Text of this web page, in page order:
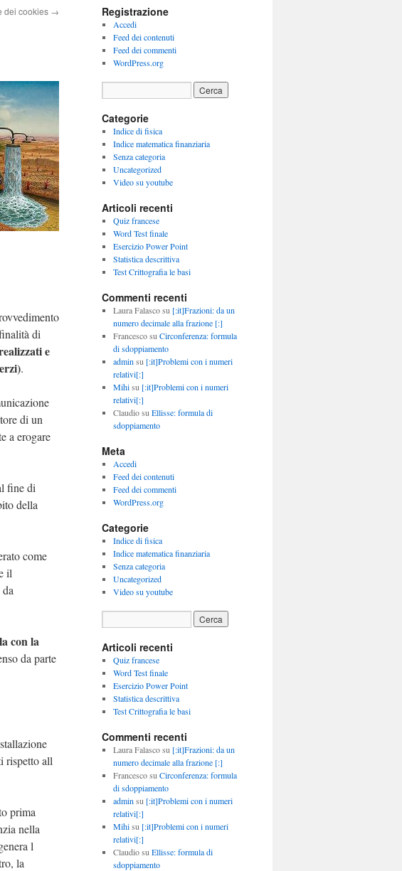
dei cookies →
di
e
.
di un
a erogare
fine di
della
come
il
con la
da parte
rispetto all
prima
nella
l
la
Registrazione
Accedi
Feed dei contenuti
Feed dei commenti
WordPress.org
Categorie
Indice di fisica
Indice matematica finanziaria
Senza categoria
Uncategorized
Video su youtube
Articoli recenti
Quiz francese
Word Test finale
Esercizio Power Point
Statistica descrittiva
Test Crittografia le basi
Commenti recenti
Laura Falascosu [:it]Frazioni: da un
numero decimale alla frazione [:]
Francescosu Circonferenza: formula
di sdoppiamento
admin su [:it]Problemi con i numeri
relativi[:]
Mihisu [:it]Problemi con i numeri
relativi[:]
Claudiosu Ellisse: formula di
sdoppiamento
Meta
Accedi
Feed dei contenuti
Feed dei commenti
WordPress.org
Categorie
Indice di fisica
Indice matematica finanziaria
Senza categoria
Uncategorized
Video su youtube
Articoli recenti
Quiz francese
Word Test finale
Esercizio Power Point
Statistica descrittiva
Test Crittografia le basi
Commenti recenti
Laura Falascosu [:it]Frazioni: da un
numero decimale alla frazione [:]
Francescosu Circonferenza: formula
di sdoppiamento
admin su [:it]Problemi con i numeri
relativi[:]
Mihisu [:it]Problemi con i numeri
relativi[:]
Claudiosu Ellisse: formula di
sdoppiamento